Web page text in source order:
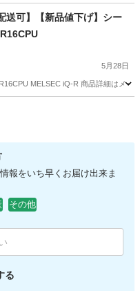
送可】【新品値下げ】シー
5月28日
MELSEC iQ-R 商品詳細はメ
報をいち早くお届け出来ま
その他
る